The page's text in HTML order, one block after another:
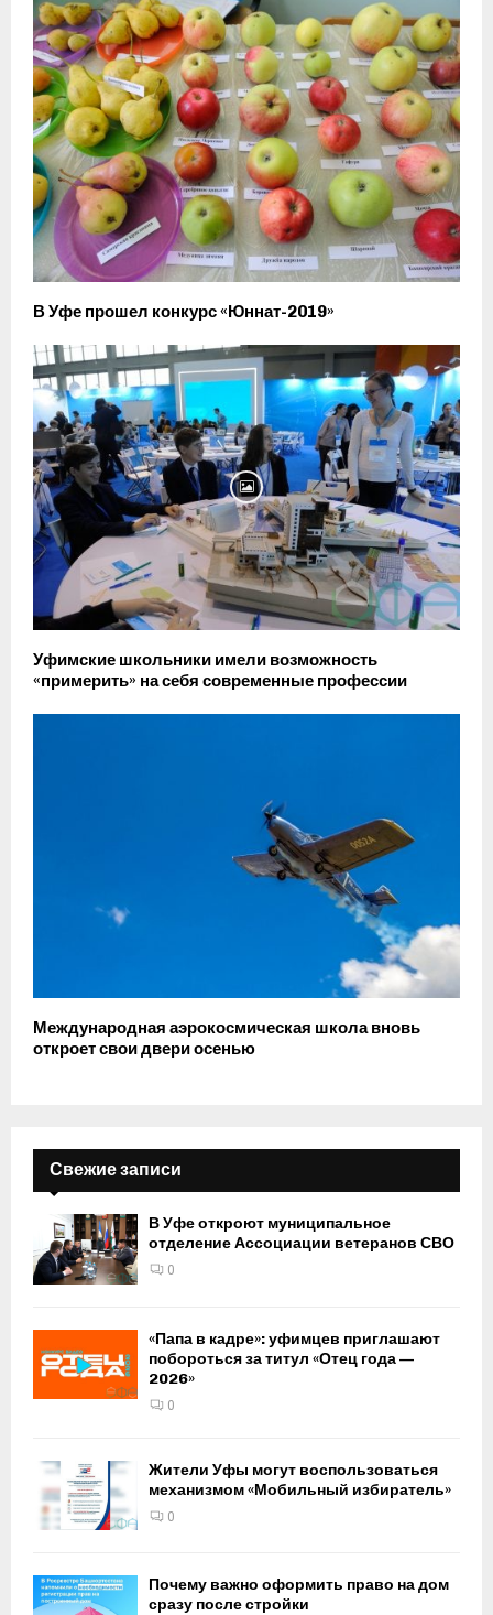
В Уфе прошел конкурс «Юннат-2019»
Уфимские школьники имели возможность
«примерить» на себя современные профессии
Международная аэрокосмическая школа вновь
откроет свои двери осенью
Свежие записи
В Уфе откроют муниципальное
отделение Ассоциации ветеранов СВО
0
«Папа в кадре»: уфимцев приглашают
побороться за титул «Отец года —
2026»
0
Жители Уфы могут воспользоваться
механизмом «Мобильный избиратель»
0
Почему важно оформить право на дом
сразу после стройки